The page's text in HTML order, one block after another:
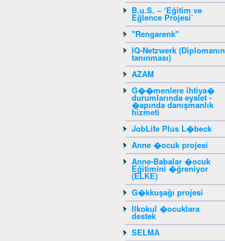
B.u.S. – ‘Eğitim ve
Eğlence Projesi’
"Rengarenk"
IQ-Netzwerk (Diplomanın
tanınması)
AZAM
G��menlere ihtiya�
durumlarında eyalet -
�apında danışmanlık
hizmeti
JobLife Plus L�beck
Anne �ocuk projesi
Anne-Babalar �ocuk
Eğitimini �ğreniyor
(ELKE)
G�kkuşağı projesi
Ilkokul �ocuklara
destek
SELMA